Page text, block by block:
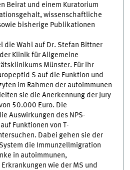
Beirat und einem Kuratorium
wissenschaftliche
bisherige Publikationen
die Wahl auf Dr. Stefan Bittner
Klinik für Allgemeine
Münster. Für ihr
S auf die Funktion und
im Rahmen der autoimmunen
sie die Anerkennung der Jury
50.000 Euro. Die
Auswirkungen des NPS-
Funktionen von T-
Dabei gehen sie der
die Immunzellmigration
in autoimmunen,
wie der MS und